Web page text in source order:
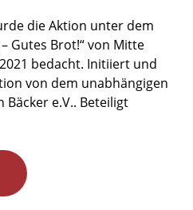
die Aktion unter dem
Gutes Brot!“ von Mitte
bedacht. Initiiert und
von dem unabhängigen
Bäcker e.V.. Beteiligt